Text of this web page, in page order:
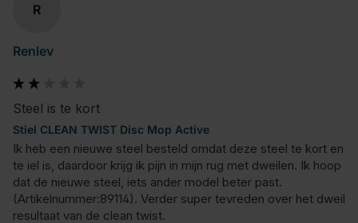
R
Renlev
Steel is te kort
Stiel CLEAN TWIST Disc Mop Active
Ik heb een nieuwe steel besteld omdat deze steel te kort en
te iel is, daardoor krijg ik pijn in mijn rug met dweilen. Ik hoop
dat de nieuwe steel, iets ander model beter past.
(Artikelnummer:89114). Verder super tevreden over het dweil
resultaat van de clean twist.